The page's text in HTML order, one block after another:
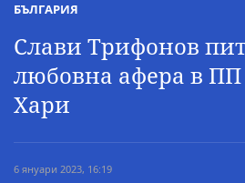
БЪЛГАРИЯ
Слави Трифонов
любовна афера в
Хари
6 януари 2023, 16:19